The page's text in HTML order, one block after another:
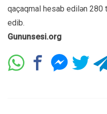
qaçaqmal hesab edilən 280
edib.
Gununsesi.org